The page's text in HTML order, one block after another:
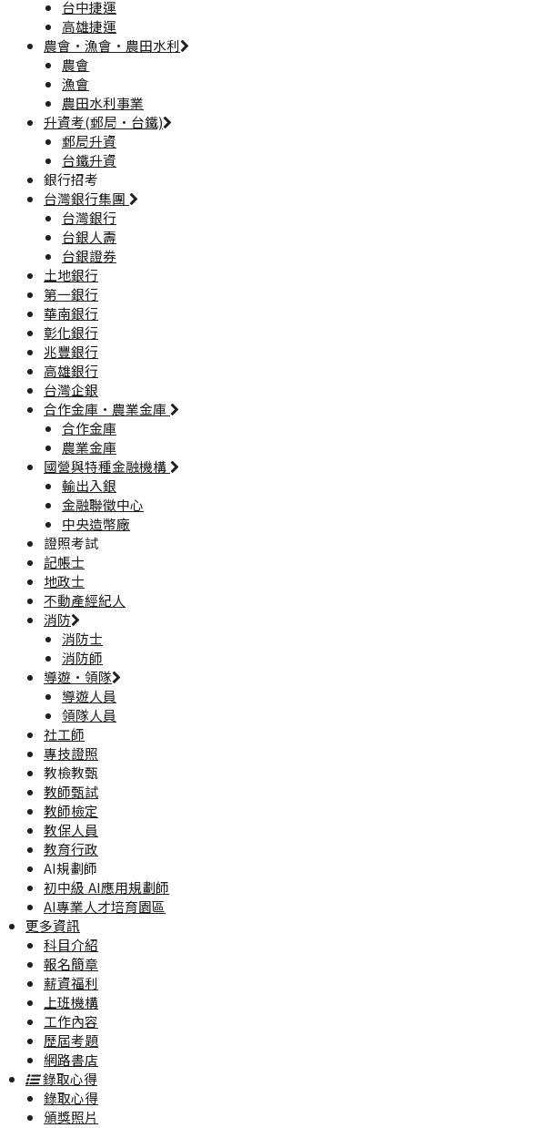
台中捷運
高雄捷運
農會·漁會·農田水利
農會
漁會
農田水利事業
升資考(郵局·台鐵)
郵局升資
台鐵升資
銀行招考
台灣銀行集團
台灣銀行
台銀人壽
台銀證券
土地銀行
第一銀行
華南銀行
彰化銀行
兆豐銀行
高雄銀行
台灣企銀
合作金庫·農業金庫
合作金庫
農業金庫
國營與特種金融機構
輸出入銀
金融聯徵中心
中央造幣廠
證照考試
記帳士
地政士
不動產經紀人
消防
消防士
消防師
導遊·領隊
導遊人員
領隊人員
社工師
專技證照
教檢教甄
教師甄試
教師檢定
教保人員
教育行政
AI規劃師
初中級 AI應用規劃師
AI專業人才培育園區
更多資訊
科目介紹
報名簡章
薪資福利
上班機構
工作內容
歷屆考題
網路書店
錄取心得
錄取心得
頒獎照片